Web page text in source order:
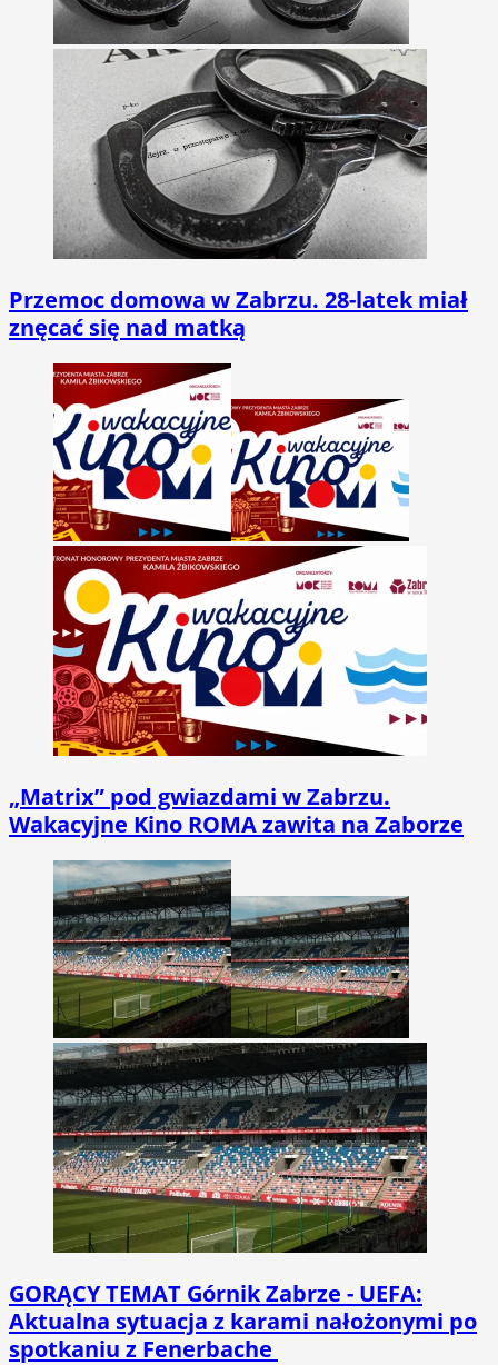
Przemoc domowa w Zabrzu. 28-latek miał
znęcać się nad matką
„Matrix” pod gwiazdami w Zabrzu.
Wakacyjne Kino ROMA zawita na Zaborze
GORĄCY TEMAT Górnik Zabrze - UEFA:
Aktualna sytuacja z karami nałożonymi po
spotkaniu z Fenerbache